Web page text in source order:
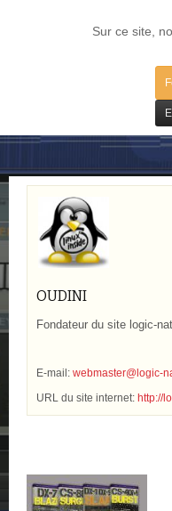
Sur ce site,
OUDINI
Fondateur du site logic-
E-mail: webmaster@logic-
URL du site internet: http://